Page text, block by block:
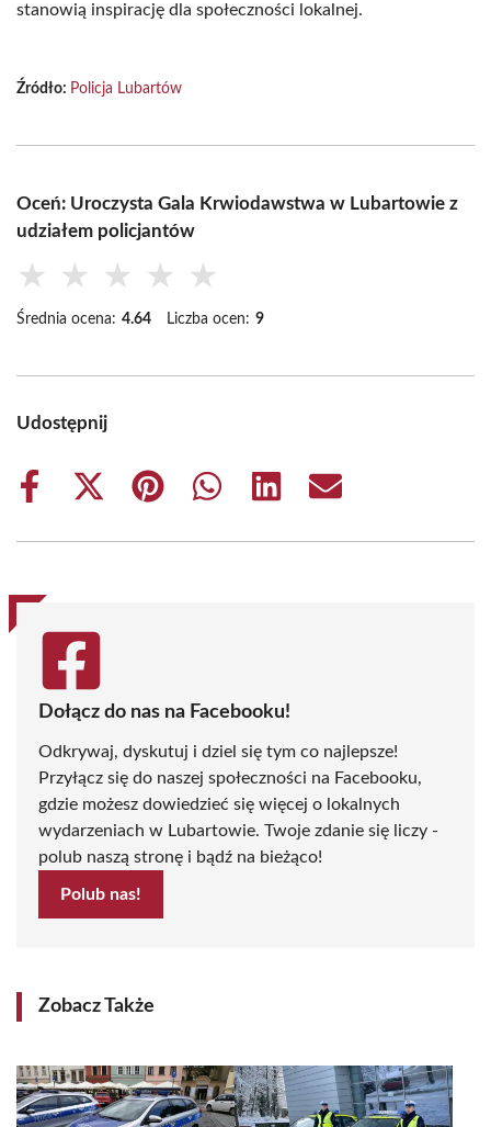
stanowią inspirację dla społeczności lokalnej.
Źródło: Policja Lubartów
Oceń: Uroczysta Gala Krwiodawstwa w Lubartowie z
udziałem policjantów
★ ★ ★ ★ ★
Średnia ocena: 4.64 Liczba ocen: 9
Udostępnij
Share
Share
(Twitter)
Share
Share
Share
Share
Dołącz do nas na Facebooku!
Odkrywaj, dyskutuj i dziel się tym co najlepsze!
Przyłącz się do naszej społeczności na Facebooku,
gdzie możesz dowiedzieć się więcej o lokalnych
wydarzeniach w Lubartowie. Twoje zdanie się liczy -
polub naszą stronę i bądź na bieżąco!
Polub nas!
Zobacz Także